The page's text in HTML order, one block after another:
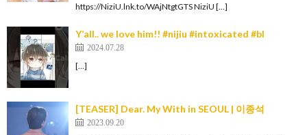
https://NiziU.lnk.to/WAjNtgtGTS NiziU […]
Y’all.. we love him!! #nijiu #intoxicated #bl
2024.07.28
[…]
[TEASER] Dear. My With in SEOUL | 이종석
2023.09.20